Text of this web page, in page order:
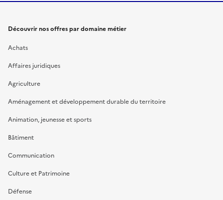
Découvrir nos offres par domaine métier
Achats
Affaires juridiques
Agriculture
Aménagement et développement durable du territoire
Animation, jeunesse et sports
Bâtiment
Communication
Culture et Patrimoine
Défense